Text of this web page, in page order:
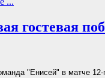
гостевая
"Енисей" в матче